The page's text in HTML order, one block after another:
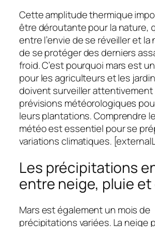
Cette amplitude thermique
être déroutante pour la nature,
entre l’envie de se réveiller et
de se protéger des derniers
froid. C’est pourquoi mars est
pour les agriculteurs et les
doivent surveiller attentivement
prévisions météorologiques
leurs plantations. Comprendre
météo est essentiel pour se
variations climatiques.
Les précipitations
entre neige, pluie et
Mars est également un mois de
précipitations variées. La neige